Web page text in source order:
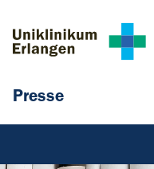
Presse